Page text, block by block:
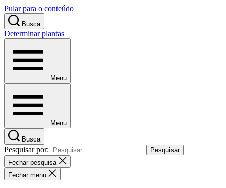
Pular para o conteúdo
Busca
Determinar plantas
Menu
Menu
Busca
Pesquisar por:
Fechar pesquisa
Fechar menu